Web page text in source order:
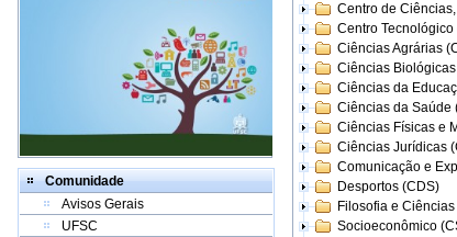
Comunidade
Avisos Gerais
UFSC
Centro de
Centro
Ciências Agrárias
Ciências
Ciências da
Ciências da Saúde
Ciências Físicas e
Ciências Jurídicas
Comunicação e
Desportos (CDS)
Filosofia e
Socioeconômico